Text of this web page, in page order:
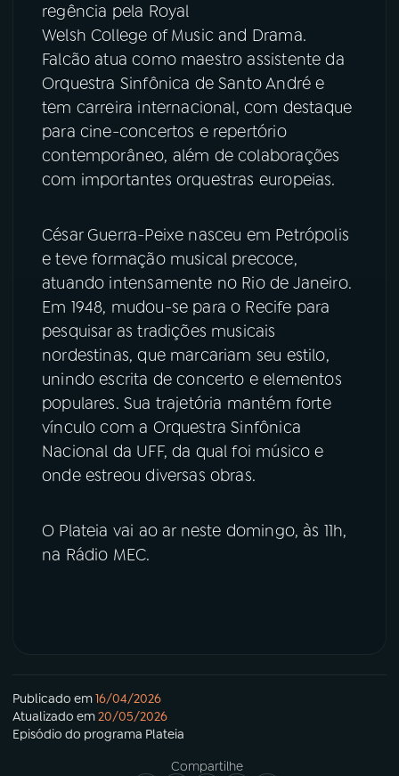
regência pela Royal
Welsh College of Music and Drama.
Falcão atua como maestro assistente da
Orquestra Sinfônica de Santo André e
tem carreira internacional, com destaque
para cine-concertos e repertório
contemporâneo, além de colaborações
com importantes orquestras europeias.
César Guerra-Peixe nasceu em Petrópolis
e teve formação musical precoce,
atuando intensamente no Rio de Janeiro.
Em 1948, mudou-se para o Recife para
pesquisar as tradições musicais
nordestinas, que marcariam seu estilo,
unindo escrita de concerto e elementos
populares. Sua trajetória mantém forte
vínculo com a Orquestra Sinfônica
Nacional da UFF, da qual foi músico e
onde estreou diversas obras.
O Plateia vai ao ar neste domingo, às 11h,
na Rádio MEC.
Publicado em16/04/2026
Atualizado em20/05/2026
Episódio do programa Plateia
Compartilhe